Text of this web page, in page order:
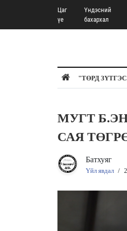
Цаг
үе
Үндэсний
бахархал
"ТӨРД
МУГТ
САЯ
Батхуяг
Үйл явдал /